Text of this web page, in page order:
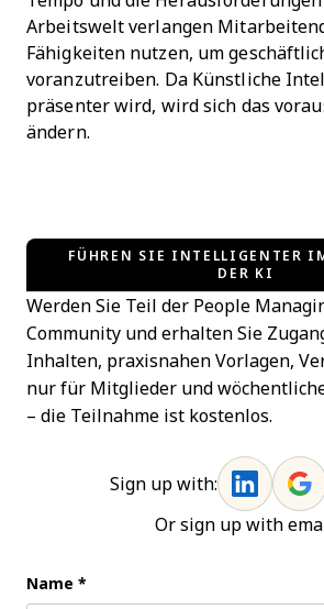
Arbeitswelt verlangen
Fähigkeiten nutzen, um
voranzutreiben. Da Künstliche
präsenter wird, wird sich das
ändern.
FÜHREN SIE INTELLIGENTER
DER KI
Werden Sie Teil der People
Community und erhalten Sie
Inhalten, praxisnahen Vorlagen,
nur für Mitglieder und
– die Teilnahme ist kostenlos.
Sign up with:
Or sign up with
Name *